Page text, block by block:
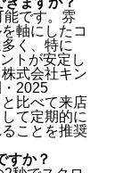
です。雰
軸にしたコ
く、特に
トが安定し
式会社キン
2025
比べて来店
て定期的に
ことを推奨
すか？